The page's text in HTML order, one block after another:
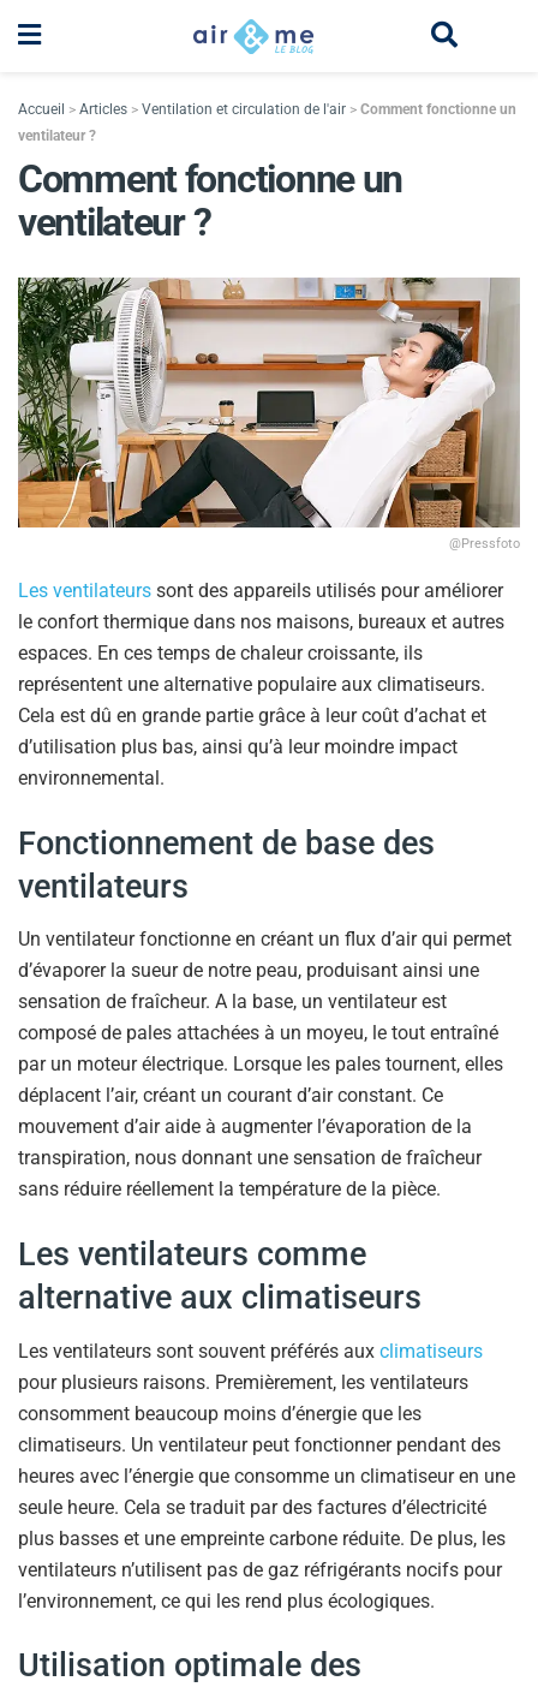
Accueil > Articles > Ventilation et circulation de l'air > Comment fonctionne un
ventilateur ?
Comment fonctionne un
ventilateur ?
@Pressfoto
Les ventilateurs sont des appareils utilisés pour améliorer
le confort thermique dans nos maisons, bureaux et autres
espaces. En ces temps de chaleur croissante, ils
représentent une alternative populaire aux climatiseurs.
Cela est dû en grande partie grâce à leur coût d’achat et
d’utilisation plus bas, ainsi qu’à leur moindre impact
environnemental.
Fonctionnement de base des
ventilateurs
Un ventilateur fonctionne en créant un flux d’air qui permet
d’évaporer la sueur de notre peau, produisant ainsi une
sensation de fraîcheur. A la base, un ventilateur est
composé de pales attachées à un moyeu, le tout entraîné
par un moteur électrique. Lorsque les pales tournent, elles
déplacent l’air, créant un courant d’air constant. Ce
mouvement d’air aide à augmenter l’évaporation de la
transpiration, nous donnant une sensation de fraîcheur
sans réduire réellement la température de la pièce.
Les ventilateurs comme
alternative aux climatiseurs
Les ventilateurs sont souvent préférés aux climatiseurs
pour plusieurs raisons. Premièrement, les ventilateurs
consomment beaucoup moins d’énergie que les
climatiseurs. Un ventilateur peut fonctionner pendant des
heures avec l’énergie que consomme un climatiseur en une
seule heure. Cela se traduit par des factures d’électricité
plus basses et une empreinte carbone réduite. De plus, les
ventilateurs n’utilisent pas de gaz réfrigérants nocifs pour
l’environnement, ce qui les rend plus écologiques.
Utilisation optimale des